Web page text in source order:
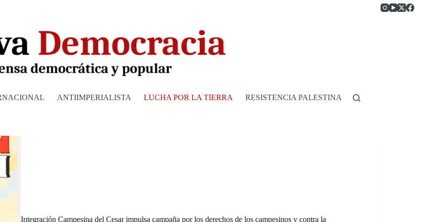
ANTIIMPERIALISTA LUCHA POR LA TIERRA RESISTENCIA PALESTINA HISTORIA DE
Integración Campesina del Cesar impulsa campaña por los derechos de los campesinos y contra la